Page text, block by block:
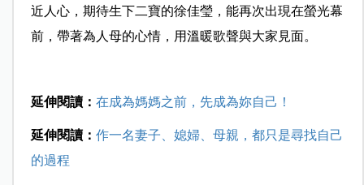
近人心，期待生下二寶的徐佳瑩，能再次出現在螢光幕
前，帶著為人母的心情，用溫暖歌聲與大家見面。
延伸閱讀： 在成為媽媽之前，先成為妳自己！
延伸閱讀： 作一名妻子、媳婦、母親，都只是尋找自己
的過程